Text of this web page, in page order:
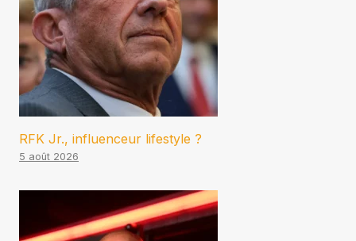
RFK Jr., influenceur lifestyle ?
5 août 2026